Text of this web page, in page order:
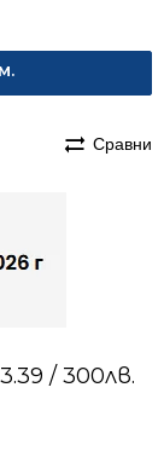
Сравни
/ 300лв.